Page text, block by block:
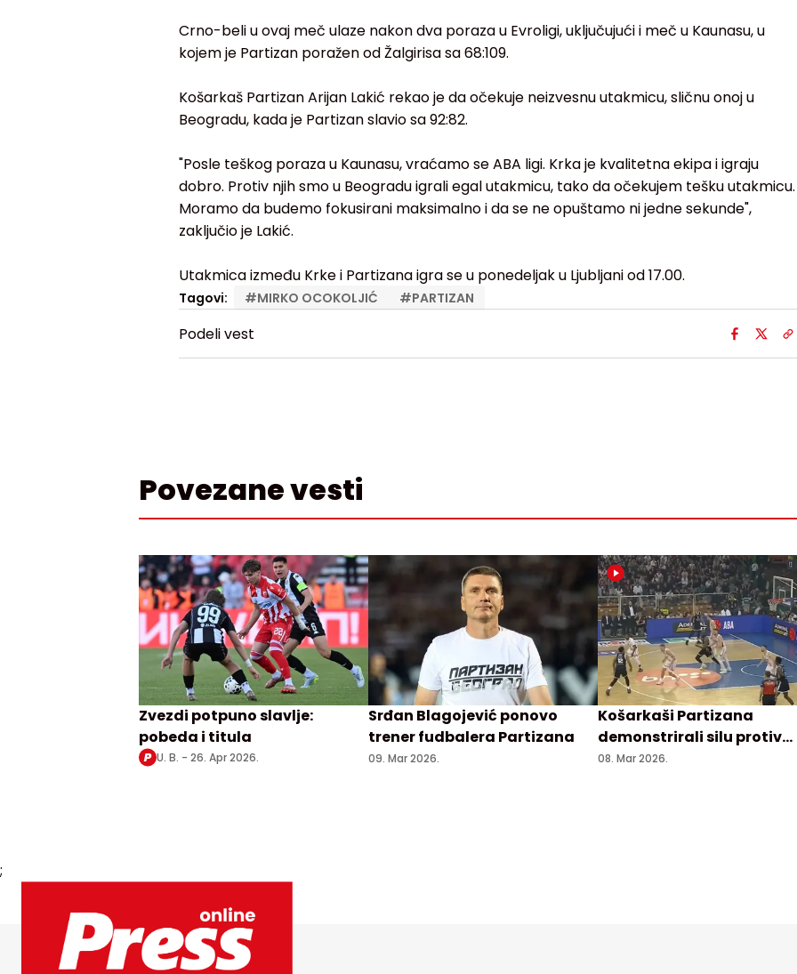
Crno-beli u ovaj meč ulaze nakon dva poraza u Evroligi, uključujući i meč u Kaunasu, u
kojem je Partizan poražen od Žalgirisa sa 68:109.
Košarkaš Partizan Arijan Lakić rekao je da očekuje neizvesnu utakmicu, sličnu onoj u
Beogradu, kada je Partizan slavio sa 92:82.
"Posle teškog poraza u Kaunasu, vraćamo se ABA ligi. Krka je kvalitetna ekipa i igraju
dobro. Protiv njih smo u Beogradu igrali egal utakmicu, tako da očekujem tešku utakmicu.
Moramo da budemo fokusirani maksimalno i da se ne opuštamo ni jedne sekunde",
zaključio je Lakić.
Utakmica između Krke i Partizana igra se u ponedeljak u Ljubljani od 17.00.
Tagovi: #MIRKO OCOKOLJIĆ #PARTIZAN
Podeli vest
Povezane vesti
Zvezdi potpuno slavlje:
pobeda i titula
U. B. - 26. Apr 2026.
Srđan Blagojević ponovo
trener fudbalera Partizana
09. Mar 2026.
Košarkaši Partizana
demonstrirali silu protiv
Bosne u Sarajevu
08. Mar 2026.
;